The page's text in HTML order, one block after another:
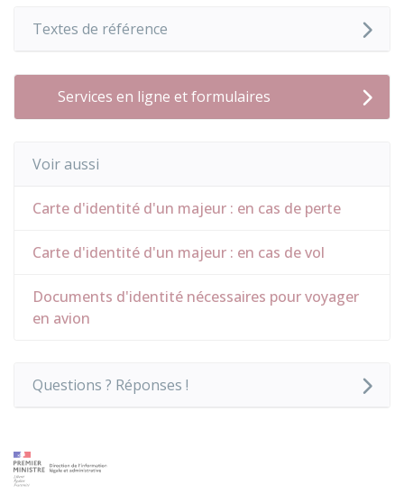
Textes de référence
Services en ligne et formulaires
Voir aussi
Carte d'identité d'un majeur : en cas de perte
Carte d'identité d'un majeur : en cas de vol
Documents d'identité nécessaires pour voyager
en avion
Questions ? Réponses !